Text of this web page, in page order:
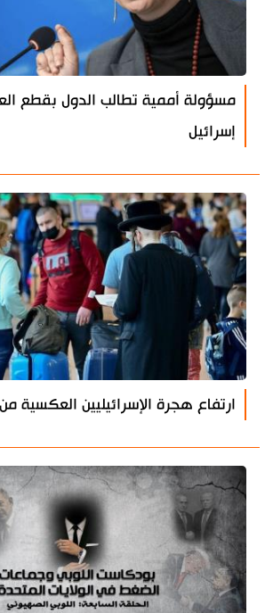
مسؤولة أممية تطالب الدول بقطع
إسرائيل
ارتفاع هجرة الإسرائيليين العكسية